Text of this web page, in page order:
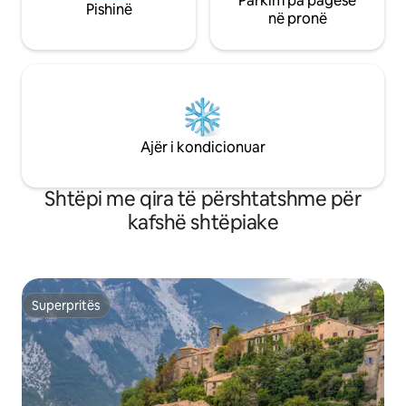
skive të Orcieres Merlette, 15 minuta
nga liqeni Serre-poncon. Ju gjithashtu
Pishinë
në pronë
Ajër i kondicionuar
Shtëpi me qira të përshtatshme për
kafshë shtëpiake
Superpritës
Superpritës